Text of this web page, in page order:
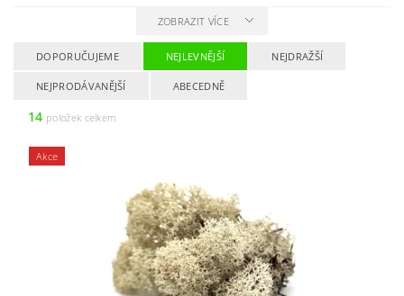
ZOBRAZIT VÍCE
DOPORUČUJEME NEJLEVNĚJŠÍ NEJDRAŽŠÍ
NEJPRODÁVANĚJŠÍ ABECEDNĚ
14 položek celkem
Akce